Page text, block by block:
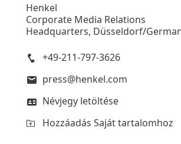
Henkel
Corporate Media Relations
Headquarters, Düsseldorf/
+49-211-797-3626
press@henkel.com
Névjegy letöltése
Hozzáadás Saját tartalomhoz